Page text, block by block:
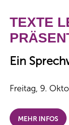
TEXTE
Ein
Freitag, 9.
MEHR INFOS